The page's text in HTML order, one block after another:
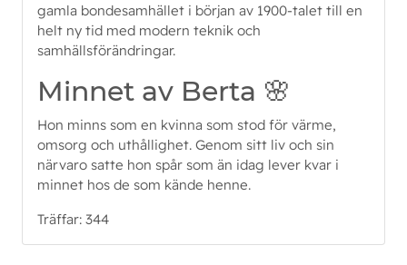
gamla bondesamhället i början av 1900-talet till en
helt ny tid med modern teknik och
samhällsförändringar.
Minnet av Berta 🌸
Hon minns som en kvinna som stod för värme,
omsorg och uthållighet. Genom sitt liv och sin
närvaro satte hon spår som än idag lever kvar i
minnet hos de som kände henne.
Träffar: 344